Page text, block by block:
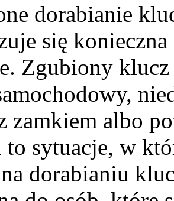
dorabianie
się
Zgubiony
zamkiem albo
sytuacje, w
dorabianiu